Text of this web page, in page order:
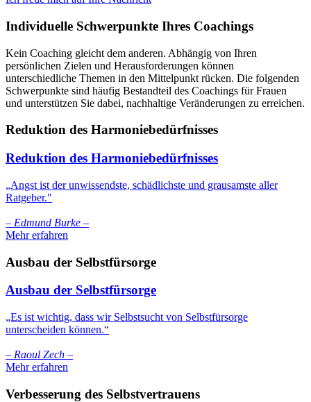
Individuelle Schwerpunkte Ihres Coachings
Kein Coaching gleicht dem anderen. Abhängig von Ihren
persönlichen Zielen und Herausforderungen können
unterschiedliche Themen in den Mittelpunkt rücken. Die folgenden
Schwerpunkte sind häufig Bestandteil des Coachings für Frauen
und unterstützen Sie dabei, nachhaltige Veränderungen zu erreichen.
Reduktion des Harmoniebedürfnisses
Reduktion des Harmoniebedürfnisses
„Angst ist der unwissendste, schädlichste und grausamste aller
Ratgeber."
– Edmund Burke –
Mehr erfahren
Ausbau der Selbstfürsorge
Ausbau der Selbstfürsorge
„Es ist wichtig, dass wir Selbstsucht von Selbstfürsorge
unterscheiden können.“
– Raoul Zech –
Mehr erfahren
Verbesserung des Selbstvertrauens